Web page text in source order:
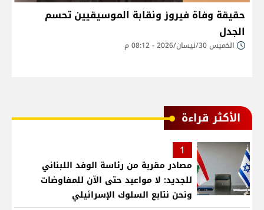
حقيقة وفاة فيروز ونقابة الموسيقيين تحسم
الجدل
الخميس 30/نيسان/2026 - 08:12 م
الأكثر قراءة
1
مصادر مقربة من رئاسة الوفد اللبناني
للجديد: لا مواعيد حتى الآن للمفاوضات
ونحن نتابع السلوك الإسرائيلي